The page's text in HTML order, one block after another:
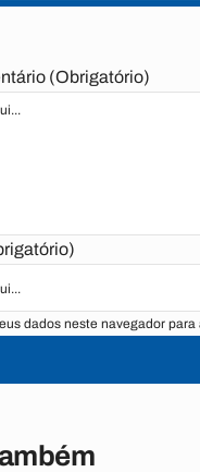
(Obrigatório)
dados neste navegador